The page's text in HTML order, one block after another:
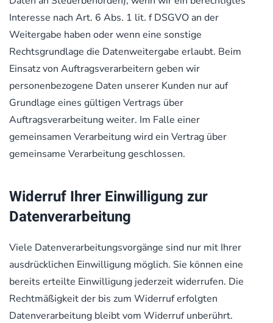
Interesse nach Art. 6 Abs. 1 lit. f DSGVO an der
Weitergabe haben oder wenn eine sonstige
Rechtsgrundlage die Datenweitergabe erlaubt. Beim
Einsatz von Auftragsverarbeitern geben wir
personenbezogene Daten unserer Kunden nur auf
Grundlage eines gültigen Vertrags über
Auftragsverarbeitung weiter. Im Falle einer
gemeinsamen Verarbeitung wird ein Vertrag über
gemeinsame Verarbeitung geschlossen.
Widerruf Ihrer Einwilligung zur
Datenverarbeitung
Viele Datenverarbeitungsvorgänge sind nur mit Ihrer
ausdrücklichen Einwilligung möglich. Sie können eine
bereits erteilte Einwilligung jederzeit widerrufen. Die
Rechtmäßigkeit der bis zum Widerruf erfolgten
Datenverarbeitung bleibt vom Widerruf unberührt.